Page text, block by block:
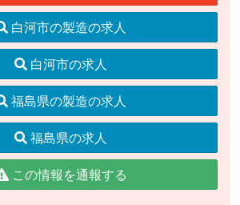
白河市の製造の求人
白河市の求人
福島県の製造の求人
福島県の求人
この情報を通報する